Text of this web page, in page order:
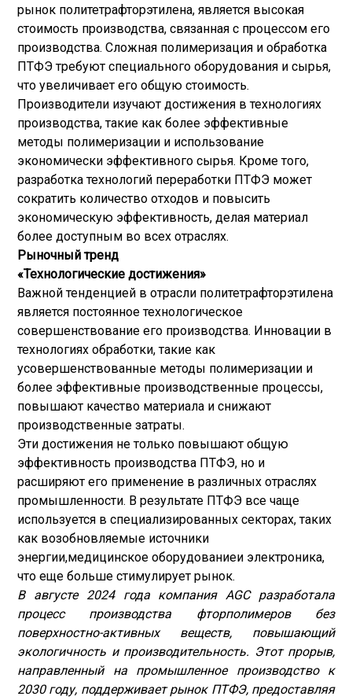
рынок политетрафторэтилена, является высокая
стоимость производства, связанная с процессом его
производства. Сложная полимеризация и обработка
ПТФЭ требуют специального оборудования и сырья,
что увеличивает его общую стоимость.
Производители изучают достижения в технологиях
производства, такие как более эффективные
методы полимеризации и использование
экономически эффективного сырья. Кроме того,
разработка технологий переработки ПТФЭ может
сократить количество отходов и повысить
экономическую эффективность, делая материал
более доступным во всех отраслях.
Рыночный тренд
«Технологические достижения»
Важной тенденцией в отрасли политетрафторэтилена
является постоянное технологическое
совершенствование его производства. Инновации в
технологиях обработки, такие как
усовершенствованные методы полимеризации и
более эффективные производственные процессы,
повышают качество материала и снижают
производственные затраты.
Эти достижения не только повышают общую
эффективность производства ПТФЭ, но и
расширяют его применение в различных отраслях
промышленности. В результате ПТФЭ все чаще
используется в специализированных секторах, таких
как возобновляемые источники
энергии,медицинское оборудованиеи электроника,
что еще больше стимулирует рынок.
В августе 2024 года компания AGC разработала
процесс производства фторполимеров без
поверхностно-активных веществ, повышающий
экологичность и производительность. Этот прорыв,
направленный на промышленное производство к
2030 году, поддерживает рынок ПТФЭ, предоставляя